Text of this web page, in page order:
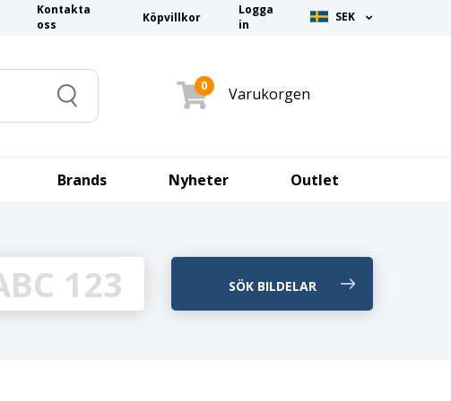
Kontakta
oss
Köpvillkor
Logga
in
SEK
Search
0 Varukorgen
Brands Nyheter Outlet